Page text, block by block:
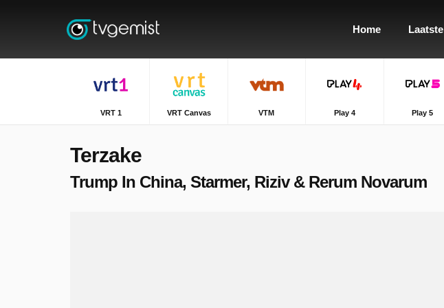
Home Laatste
VRT 1 VRT Canvas VTM Play 4 Play 5
Terzake
Trump In China, Starmer, Riziv & Rerum Novarum